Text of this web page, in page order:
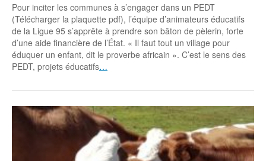
Pour inciter les communes à s’engager dans un PEDT
(Télécharger la plaquette pdf), l’équipe d’animateurs éducatifs
de la Ligue 95 s’apprête à prendre son bâton de pèlerin, forte
d’une aide financière de l’État. « Il faut tout un village pour
éduquer un enfant, dit le proverbe africain ». C’est le sens des
PEDT, projets éducatifs…